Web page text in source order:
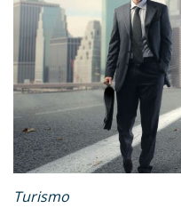
Turismo